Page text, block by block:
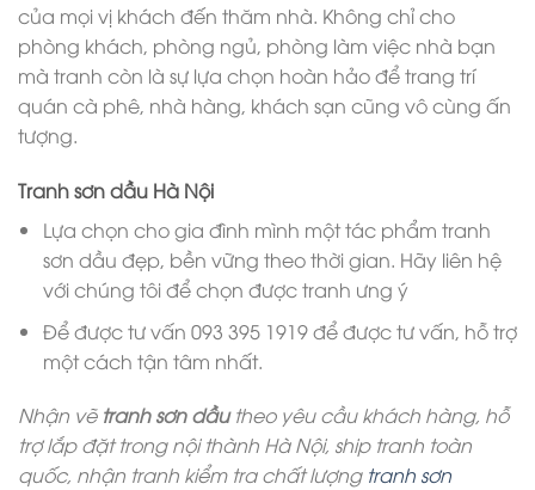
của mọi vị khách đến thăm nhà. Không chỉ cho
phòng khách, phòng ngủ, phòng làm việc nhà bạn
mà tranh còn là sự lựa chọn hoàn hảo để trang trí
quán cà phê, nhà hàng, khách sạn cũng vô cùng ấn
tượng.
Tranh sơn dầu Hà Nội
Lựa chọn cho gia đình mình một tác phẩm tranh
sơn dầu đẹp, bền vững theo thời gian. Hãy liên hệ
với chúng tôi để chọn được tranh ưng ý
Để được tư vấn 093 395 1919 để được tư vấn, hỗ trợ
một cách tận tâm nhất.
Nhận vẽ tranh sơn dầutheo yêu cầu khách hàng, hỗ
trợ lắp đặt trong nội thành Hà Nội, ship tranh toàn
quốc, nhận tranh kiểm tra chất lượng tranh sơn